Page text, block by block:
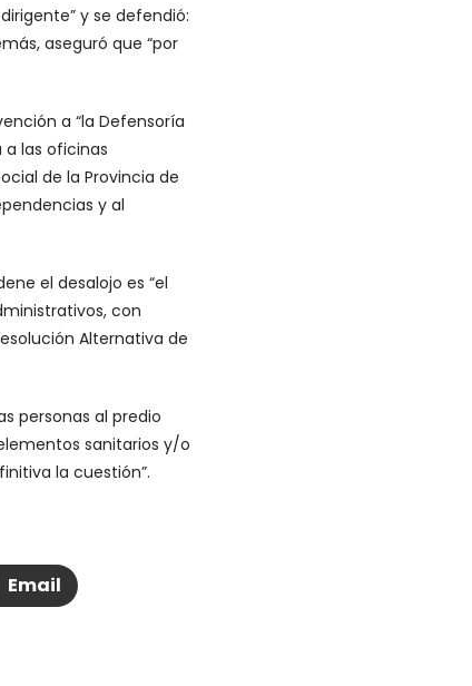
y se defendió:
aseguró que “por
a “la Defensoría
las oficinas
de la Provincia de
y al
el desalojo es “el
con
Alternativa de
personas al predio
sanitarios y/o
la cuestión”.
Email